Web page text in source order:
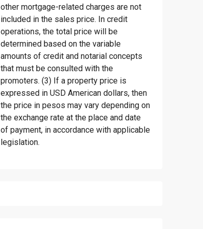
other mortgage-related charges are not
included in the sales price. In credit
operations, the total price will be
determined based on the variable
amounts of credit and notarial concepts
that must be consulted with the
promoters. (3) If a property price is
expressed in USD American dollars, then
the price in pesos may vary depending on
the exchange rate at the place and date
of payment, in accordance with applicable
legislation.